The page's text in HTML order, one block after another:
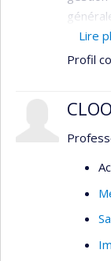
des
Lire
Profil